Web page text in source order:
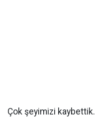
Çok şeyimizi kaybettik.